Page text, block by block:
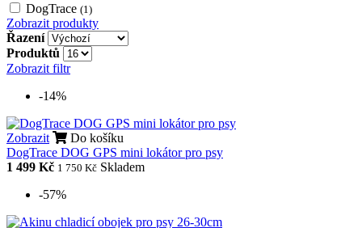
DogTrace (1)
Zobrazit produkty
Řazení
Produktů
Zobrazit filtr
-14%
Zobrazit
Do košíku
DogTrace DOG GPS mini lokátor pro psy
1 499 Kč 1 750 Kč Skladem
-57%